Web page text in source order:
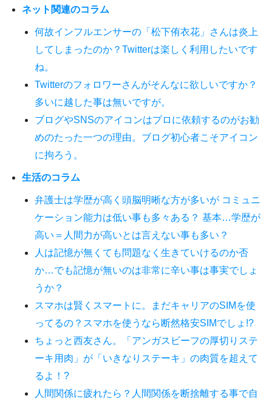
ネット関連のコラム
何故インフルエンサーの「松下侑衣花」さんは炎上
してしまったのか？Twitterは楽しく利用したいです
ね。
Twitterのフォロワーさんがそんなに欲しいですか？
多いに越した事は無いですが。
ブログやSNSのアイコンはプロに依頼するのがお勧
めのたった一つの理由。ブログ初心者こそアイコン
に拘ろう。
生活のコラム
弁護士は学歴が高く頭脳明晰な方が多いが コミュニ
ケーション能力は低い事も多々ある？ 基本…学歴が
高い＝人間力が高いとは言えない事も多い？
人は記憶が無くても問題なく生きていけるのか否
か…でも記憶が無いのは非常に辛い事は事実でしょ
うか？
スマホは賢くスマートに。まだキャリアのSIMを使
ってるの？スマホを使うなら断然格安SIMでしょ!?
ちょっと西友さん。「アンガスビーフの厚切りステ
ーキ用肉」が「いきなりステーキ」の肉質を超えて
るよ！?
人間関係に疲れたら？人間関係を断捨離する事で自